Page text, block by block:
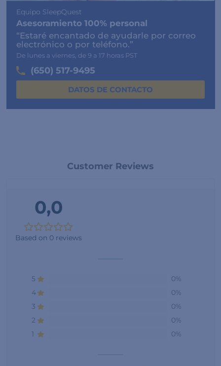
Equipo SleepQuest
Asesoramiento 100% personal
“Estaré encantado de ayudarle por correo
electrónico o por teléfono.”
De lunes a viernes, de 9 a 17 horas PST
(650) 517-9495
DATOS DE CONTACTO
Customer Reviews
0,0
Based on 0 reviews
5
0%
4
0%
3
0%
2
0%
1
0%